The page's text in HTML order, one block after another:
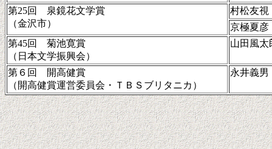
第25回 泉鏡花文学賞
（金沢市）
村松友視
京極夏彦
第45回 菊池寛賞
（日本文学振興会）
山田風太
第６回 開高健賞
（開高健賞運営委員会・ＴＢＳブリタニカ）
永井義男